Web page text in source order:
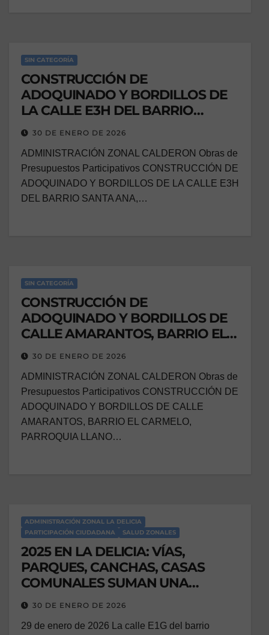
SIN CATEGORÍA
CONSTRUCCIÓN DE
ADOQUINADO Y BORDILLOS DE
LA CALLE E3H DEL BARRIO
SANTA ANA, PARROQUIA LLANO
CHICO
30 DE ENERO DE 2026
ADMINISTRACIÓN ZONAL CALDERON Obras de
Presupuestos Participativos CONSTRUCCIÓN DE
ADOQUINADO Y BORDILLOS DE LA CALLE E3H
DEL BARRIO SANTA ANA,…
SIN CATEGORÍA
CONSTRUCCIÓN DE
ADOQUINADO Y BORDILLOS DE
CALLE AMARANTOS, BARRIO EL
CARMELO, PARROQUIA LLANO
CHICO
30 DE ENERO DE 2026
ADMINISTRACIÓN ZONAL CALDERON Obras de
Presupuestos Participativos CONSTRUCCIÓN DE
ADOQUINADO Y BORDILLOS DE CALLE
AMARANTOS, BARRIO EL CARMELO,
PARROQUIA LLANO…
ADMINISTRACIÓN ZONAL LA DELICIA
PARTICIPACIÓN CIUDADANA
SALUD ZONALES
2025 EN LA DELICIA: VÍAS,
PARQUES, CANCHAS, CASAS
COMUNALES SUMAN UNA
INVERSIÓN DE MÁS DE USD 3.6
MILLONES
30 DE ENERO DE 2026
29 de enero de 2026 La calle E1G del barrio